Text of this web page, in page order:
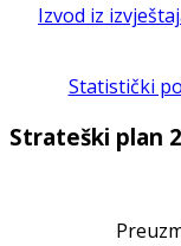
Izvod iz
Statistički
Strateški plan